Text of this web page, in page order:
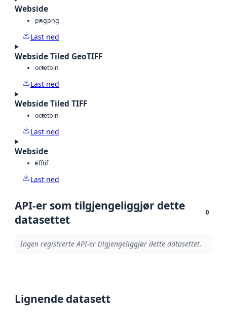
Webside
pngpng
Last ned
Webside Tiled GeoTIFF
octetbin
Last ned
Webside Tiled TIFF
octetbin
Last ned
Webside
tifftif
Last ned
API-er som tilgjengeliggjør dette
datasettet
0
Ingen registrerte API-er tilgjengeliggjør dette datasettet.
Lignende datasett